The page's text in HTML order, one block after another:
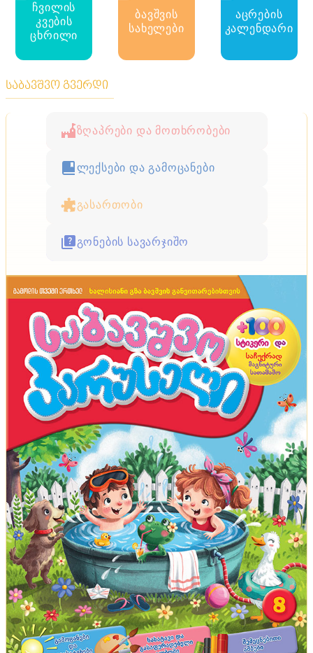
ჩვილის
კვების
ცხრილი
ბავშვის
სახელები
აცრების
კალენდარი
საბავშვო გვერდი
ზღაპრები და მოთხრობები
ლექსები და გამოცანები
გასართობი
გონების სავარჯიშო